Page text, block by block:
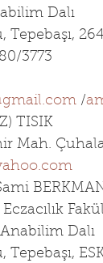
Dalı
3773
/
TISIK
Mah.
Dalı